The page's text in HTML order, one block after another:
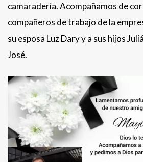
camaradería. Acompañamos de
compañeros de trabajo de la
su esposa Luz Dary y a sus hijos
José.